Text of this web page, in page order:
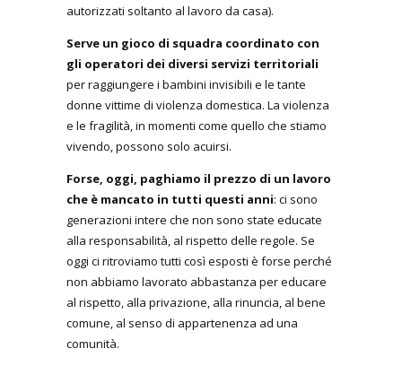
autorizzati soltanto al lavoro da casa).
Serve un gioco di squadra coordinato con
gli operatori dei diversi servizi territoriali
per raggiungere i bambini invisibili e le tante
donne vittime di violenza domestica. La violenza
e le fragilità, in momenti come quello che stiamo
vivendo, possono solo acuirsi.
Forse, oggi, paghiamo il prezzo di un lavoro
che è mancato in tutti questi anni: ci sono
generazioni intere che non sono state educate
alla responsabilità, al rispetto delle regole. Se
oggi ci ritroviamo tutti così esposti è forse perché
non abbiamo lavorato abbastanza per educare
al rispetto, alla privazione, alla rinuncia, al bene
comune, al senso di appartenenza ad una
comunità.